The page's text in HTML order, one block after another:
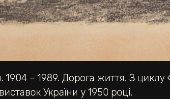
– 1989. Дорога життя. З
України у 1950 році.